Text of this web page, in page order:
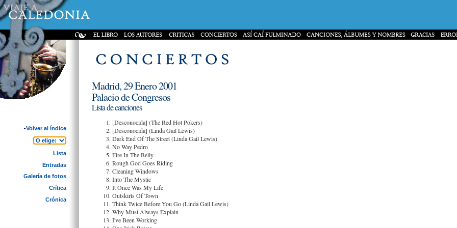
Volver al índice
Lista
Entradas
Galería de fotos
Crítica
Crónica
Madrid, 29 Enero 2001
Palacio de Congresos
Lista de canciones
[Desconocida] (The Red Hot Pokers)
[Desconocida] (Linda Gail Lewis)
Dark End Of The Street (Linda Gail Lewis)
No Way Pedro
Fire In The Belly
Rough God Goes Riding
Cleaning Windows
Into The Mystic
It Once Was My Life
Outskirts Of Town
Think Twice Before You Go (Linda Gail Lewis)
Why Must Always Explain
I've Been Working